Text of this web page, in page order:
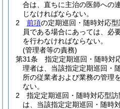
合は、直ちに主治の医師への
じなければならない。
2
前項の定期巡回・随時対応
員である場合にあっては、必
を行わなければならない。
(管理者等の責務)
第31条
指定定期巡回・随時対
理者は、当該指定定期巡回・
所の従業者および業務の管理
ない。
2
指定定期巡回・随時対応型
は、当該指定定期巡回・随時